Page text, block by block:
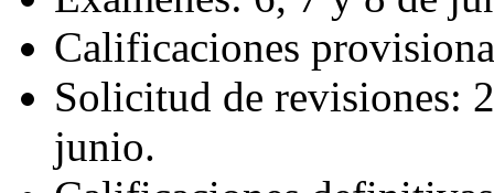
Calificaciones
Solicitud de revisiones:
junio.